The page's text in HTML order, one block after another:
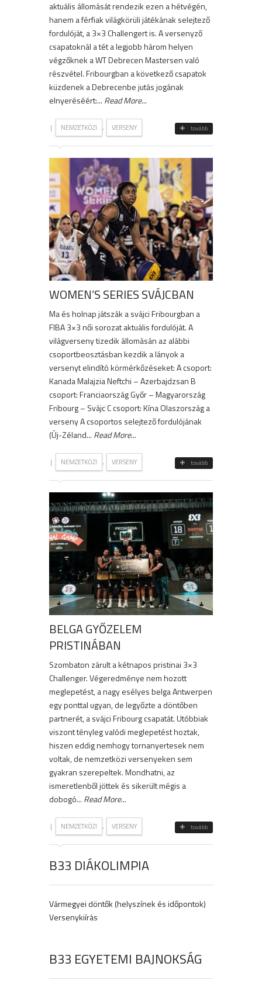
aktuális állomását rendezik ezen a hétvégén,
hanem a férfiak világkörüli játékának selejtező
fordulóját, a 3×3 Challengert is. A versenyző
csapatoknál a tét a legjobb három helyen
végzőknek a WT Debrecen Mastersen való
részvétel. Fribourgban a következő csapatok
küzdenek a Debrecenbe jutás jogának
elnyeréséért:... Read More...
| NEMZETKÖZI , VERSENY tovább
WOMEN’S SERIES SVÁJCBAN
Ma és holnap játszák a svájci Fribourgban a
FIBA 3×3 női sorozat aktuális fordulóját. A
világverseny tizedik állomásán az alábbi
csoportbeosztásban kezdik a lányok a
versenyt elindító körmérkőzéseket: A csoport:
Kanada Malajzia Neftchi – Azerbajdzsan B
csoport: Franciaország Győr – Magyarország
Fribourg – Svájc C csoport: Kína Olaszország a
verseny A csoportos selejtező fordulójának
(Új-Zéland... Read More...
| NEMZETKÖZI , VERSENY tovább
BELGA GYŐZELEM
PRISTINÁBAN
Szombaton zárult a kétnapos pristinai 3×3
Challenger. Végeredménye nem hozott
meglepetést, a nagy esélyes belga Antwerpen
egy ponttal ugyan, de legyőzte a döntőben
partnerét, a svájci Fribourg csapatát. Utóbbiak
viszont tényleg valódi meglepetést hoztak,
hiszen eddig nemhogy tornanyertesek nem
voltak, de nemzetközi versenyeken sem
gyakran szerepeltek. Mondhatni, az
ismeretlenből jöttek és sikerült mégis a
dobogó... Read More...
| NEMZETKÖZI , VERSENY tovább
B33 DIÁKOLIMPIA
Vármegyei döntők (helyszínek és időpontok)
Versenykiírás
B33 EGYETEMI BAJNOKSÁG